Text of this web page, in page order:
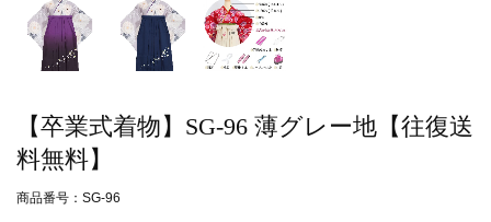
【卒業式着物】SG-96 薄グレー地【往復送
料無料】
商品番号：SG-96